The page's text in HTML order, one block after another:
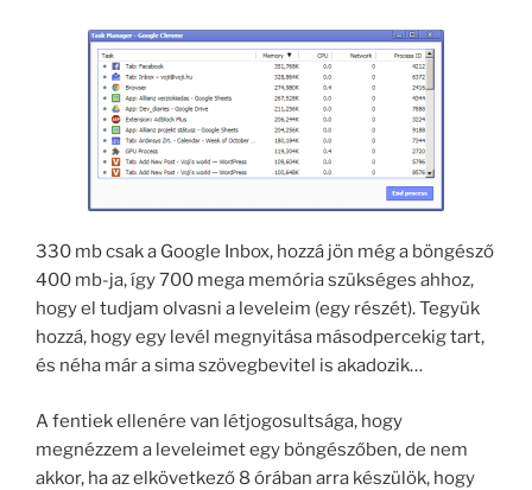
330 mb csak a Google Inbox, hozzá jön még a böngésző
400 mb-ja, így 700 mega memória szükséges ahhoz,
hogy el tudjam olvasni a leveleim (egy részét). Tegyük
hozzá, hogy egy levél megnyitása másodpercekig tart,
és néha már a sima szövegbevitel is akadozik…
A fentiek ellenére van létjogosultsága, hogy
megnézzem a leveleimet egy böngészőben, de nem
akkor, ha az elkövetkező 8 órában arra készülök, hogy